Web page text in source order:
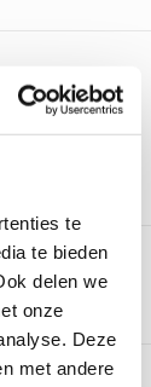
te
te bieden
delen we
onze
Deze
met andere
zelfde dag
(Van 2016 t/m
(Van 2018 t/m
/ Afdrukken